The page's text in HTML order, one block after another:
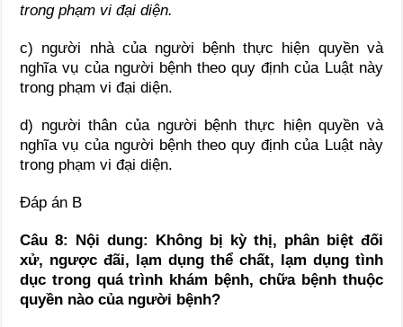
trong phạm vi đại diện.
c) người nhà của người bệnh thực hiện quyền và
nghĩa vụ của người bệnh theo quy định của Luật này
trong phạm vi đại diện.
d) người thân của người bệnh thực hiện quyền và
nghĩa vụ của người bệnh theo quy định của Luật này
trong phạm vi đại diện.
Đáp án B
Câu 8: Nội dung: Không bị kỳ thị, phân biệt đối
xử, ngược đãi, lạm dụng thể chất, lạm dụng tình
dục trong quá trình khám bệnh, chữa bệnh thuộc
quyền nào của người bệnh?